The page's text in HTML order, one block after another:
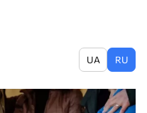
UA RU